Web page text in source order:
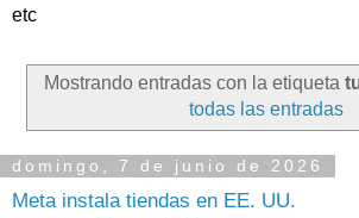
etc
Mostrando entradas con la etiqueta
todas las entradas
domingo, 7 de junio de 2026
Meta instala tiendas en EE. UU.